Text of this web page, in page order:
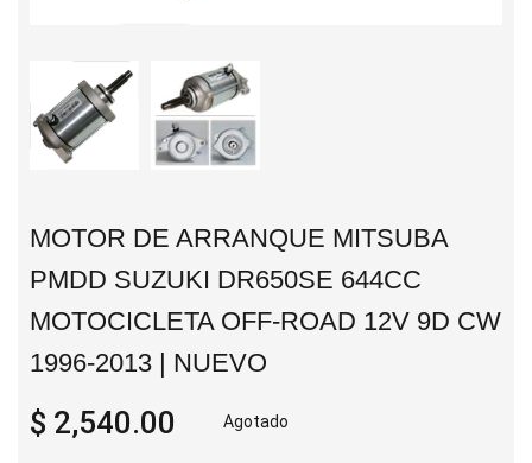
MOTOR DE ARRANQUE MITSUBA
PMDD SUZUKI DR650SE 644CC
MOTOCICLETA OFF-ROAD 12V 9D CW
1996-2013 | NUEVO
$ 2,540.00 Agotado